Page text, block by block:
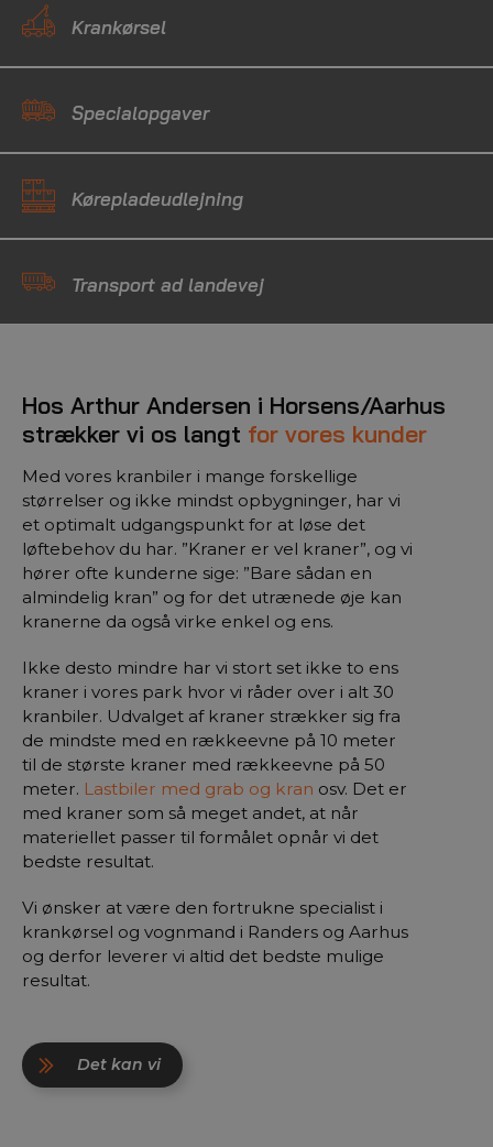
Krankørsel
Specialopgaver
Kørepladeudlejning
Transport ad landevej
Hos Arthur Andersen i Horsens/Aarhus
strækker vi os langt for vores kunder
Med vores kranbiler i mange forskellige
størrelser og ikke mindst opbygninger, har vi
et optimalt udgangspunkt for at løse det
løftebehov du har. ”Kraner er vel kraner”, og vi
hører ofte kunderne sige: ”Bare sådan en
almindelig kran” og for det utrænede øje kan
kranerne da også virke enkel og ens.
Ikke desto mindre har vi stort set ikke to ens
kraner i vores park hvor vi råder over i alt 30
kranbiler. Udvalget af kraner strækker sig fra
de mindste med en rækkeevne på 10 meter
til de største kraner med rækkeevne på 50
meter. Lastbiler med grab og kran osv. Det er
med kraner som så meget andet, at når
materiellet passer til formålet opnår vi det
bedste resultat.
Vi ønsker at være den fortrukne specialist i
krankørsel og vognmand i Randers og Aarhus
og derfor leverer vi altid det bedste mulige
resultat.
Det kan vi